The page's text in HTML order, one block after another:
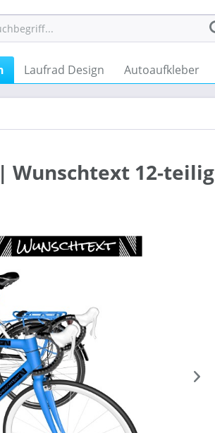
Laufrad Design Autoaufkleber
Wunschtext 12-teilig